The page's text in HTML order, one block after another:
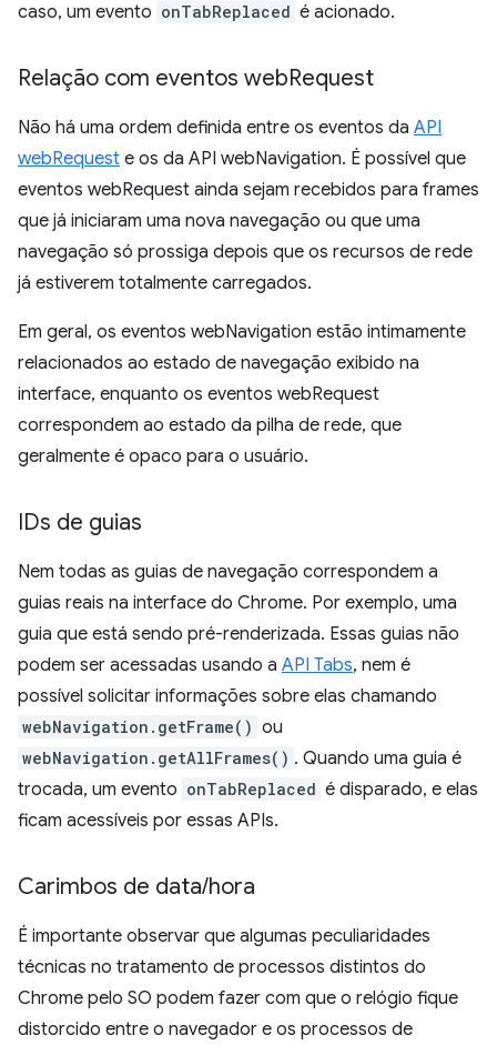
caso, um evento onTabReplaced é acionado.
Relação com eventos webRequest
Não há uma ordem definida entre os eventos da API
webRequest e os da API webNavigation. É possível que
eventos webRequest ainda sejam recebidos para frames
que já iniciaram uma nova navegação ou que uma
navegação só prossiga depois que os recursos de rede
já estiverem totalmente carregados.
Em geral, os eventos webNavigation estão intimamente
relacionados ao estado de navegação exibido na
interface, enquanto os eventos webRequest
correspondem ao estado da pilha de rede, que
geralmente é opaco para o usuário.
IDs de guias
Nem todas as guias de navegação correspondem a
guias reais na interface do Chrome. Por exemplo, uma
guia que está sendo pré-renderizada. Essas guias não
podem ser acessadas usando a API Tabs, nem é
possível solicitar informações sobre elas chamando
webNavigation.getFrame() ou
webNavigation.getAllFrames() . Quando uma guia é
trocada, um evento onTabReplaced é disparado, e elas
ficam acessíveis por essas APIs.
Carimbos de data/hora
É importante observar que algumas peculiaridades
técnicas no tratamento de processos distintos do
Chrome pelo SO podem fazer com que o relógio fique
distorcido entre o navegador e os processos de